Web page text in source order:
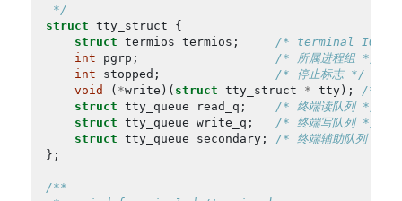
*/
struct
struct termios termios; /* terminal IO
int pgrp; /* 所属进程组 */
int stopped; /* 停止标志 */
void
( *write)( struct tty_struct * tty); /* 终
struct tty_queue read_q; /* 终端读队列 */
struct tty_queue write_q; /* 终端写队列 */
struct tty_queue secondary; /* 终端辅助队列 */